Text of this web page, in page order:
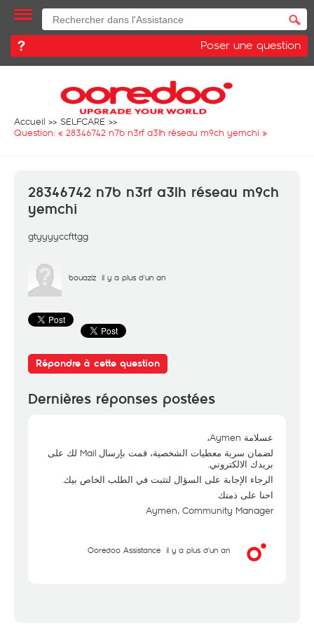
Poser une question
Accueil
SELFCARE
Question: « 28346742 n7b n3rf a3lh réseau m9ch yemchi »
28346742 n7b n3rf a3lh réseau m9ch
yemchi
gtyyyyccfttgg
bouaziz il y a plus d'un an
Répondre à cette question
Dernières réponses postées
عسلامة Aymen،
لضمان سرية معطيات الشخصية، قمت بإرسال Mail لك على
بريدك الالكتروني.
الرجاء الإجابة على السؤال لتثبت في الطلب الخاص بيك.
احنا على ذمتك
Aymen, Community Manager
Ooredoo Assistance il y a plus d'un an